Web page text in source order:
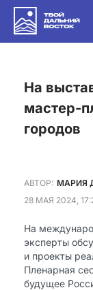
на выставке «Россия» обсудили
мастер-
городов
АВТОР: МАРИЯ
28 МАЯ 2024,
На
эксперты
и проекты
Пленарная
будущее